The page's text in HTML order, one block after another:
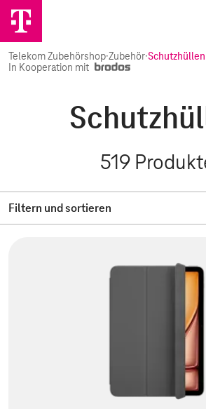
Telekom Zubehörshop·Zubehör·Schutzhüllen
In Kooperation mit
519
Filtern und sortieren